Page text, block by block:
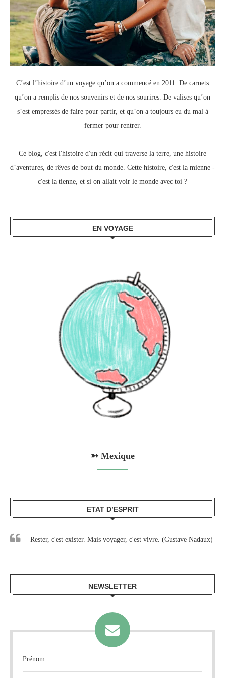
C’est l’histoire d’un voyage qu’on a commencé en 2011. De carnets
qu’on a remplis de nos souvenirs et de nos sourires. De valises qu’on
s’est empressés de faire pour partir, et qu’on a toujours eu du mal à
fermer pour rentrer.
Ce blog, c'est l'histoire d'un récit qui traverse la terre, une histoire
d’aventures, de rêves de bout du monde. Cette histoire, c'est la mienne -
c'est la tienne, et si on allait voir le monde avec toi ?
EN VOYAGE
➳ Mexique
ETAT D’ESPRIT
Rester, c'est exister. Mais voyager, c'est vivre. (Gustave Nadaux)
NEWSLETTER
Prénom